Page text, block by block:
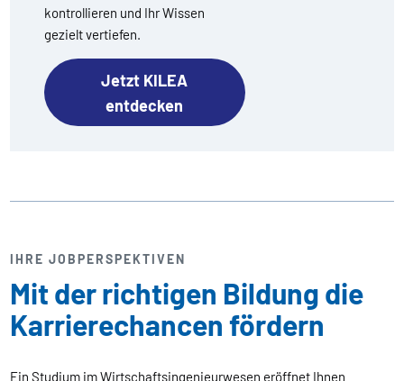
kontrollieren und Ihr Wissen
gezielt vertiefen.
Jetzt KILEA
entdecken
IHRE JOBPERSPEKTIVEN
Mit der richtigen Bildung die
Karrierechancen fördern
Ein Studium im Wirtschaftsingenieurwesen eröffnet Ihnen